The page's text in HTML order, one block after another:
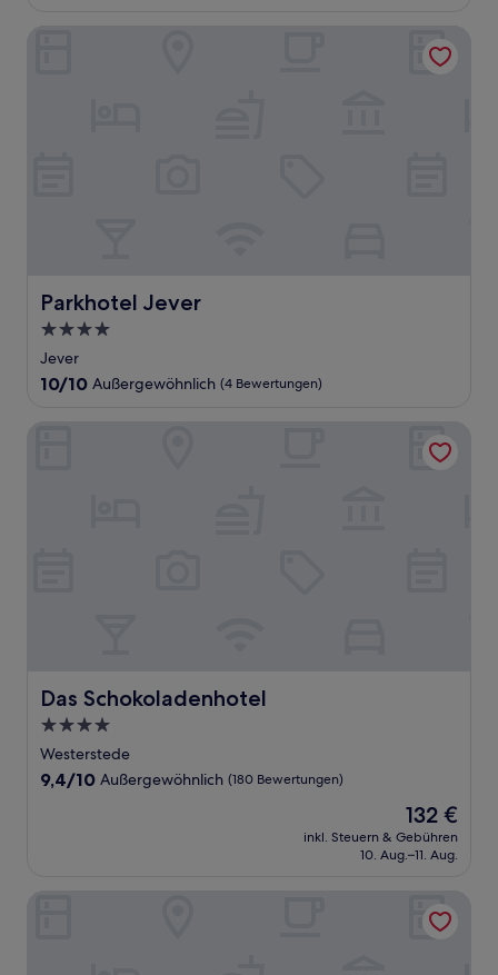
Parkhotel Jever
Parkhotel Jever
4.0-
Sterne-
Unterkunft
Jever
10.0
10,
10/10 Außergewöhnlich (4 Bewertungen)
Das Schokoladenhotel
Das Schokoladenhotel
4.0-
Sterne-
Unterkunft
Westerstede
9.4
9,4/10 Außergewöhnlich (180 Bewertungen)
Der
Preis
beträgt
132 €
inkl. Steuern & Gebühren
10. Aug.–11. Aug.